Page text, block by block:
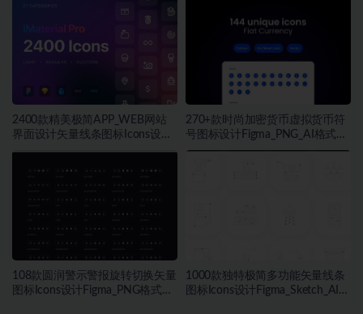
2400款精美极简APP_WEB网站
界面设计矢量线条图标Icons设计
Figma_Sketch_PNG格式素材
270+款时尚加密货币虚拟货币符
号图标设计Figma_PNG_AI格式素
材
108款圆润警示警报旋转切换矢量
图标Icons设计Figma_PNG格式素
1000款独特极简多功能矢量线条
图标Icons设计Figma_Sketch_AI格